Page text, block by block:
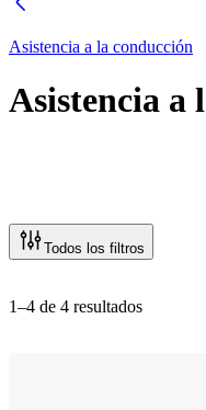
Asistencia a la conducción
Asistencia a
Todos los filtros
1–4 de 4 resultados